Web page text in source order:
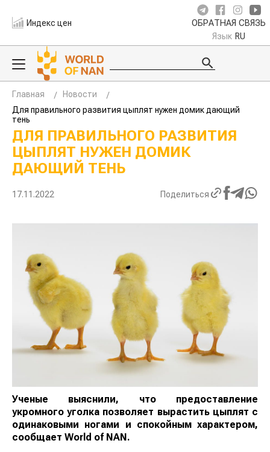
Индекс цен ОБРАТНАЯ СВЯЗЬ
Язык RU
Главная
Новости
Для правильного развития цыплят нужен домик дающий
тень
ДЛЯ ПРАВИЛЬНОГО РАЗВИТИЯ
ЦЫПЛЯТ НУЖЕН ДОМИК
ДАЮЩИЙ ТЕНЬ
17.11.2022 Поделиться
Ученые выяснили, что предоставление
укромного уголка позволяет вырастить цыплят с
одинаковыми ногами и спокойным характером,
сообщает World of NAN.